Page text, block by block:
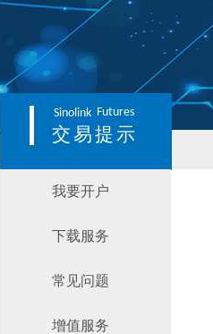
Sinolink Futures
交易提示
我要开户
下载服务
常见问题
增值服务